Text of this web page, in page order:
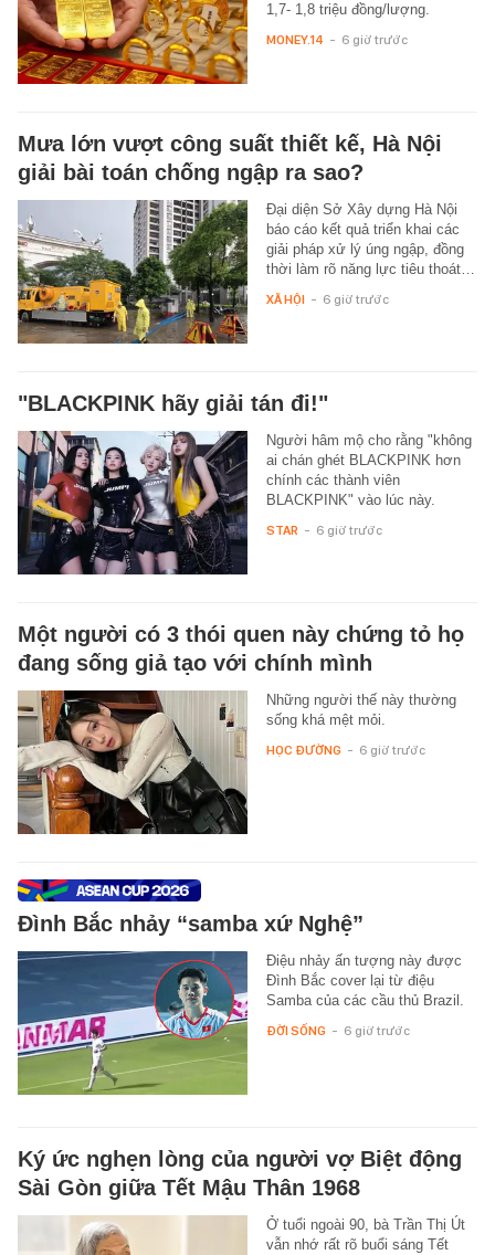
1,7- 1,8 triệu đồng/lượng.
MONEY.14 - 6 giờ trước
Mưa lớn vượt công suất thiết kế, Hà Nội
giải bài toán chống ngập ra sao?
Đại diện Sở Xây dựng Hà Nội
báo cáo kết quả triển khai các
giải pháp xử lý úng ngập, đồng
thời làm rõ năng lực tiêu thoát…
XÃ HỘI - 6 giờ trước
"BLACKPINK hãy giải tán đi!"
Người hâm mộ cho rằng "không
ai chán ghét BLACKPINK hơn
chính các thành viên
BLACKPINK" vào lúc này.
STAR - 6 giờ trước
Một người có 3 thói quen này chứng tỏ họ
đang sống giả tạo với chính mình
Những người thế này thường
sống khá mệt mỏi.
HỌC ĐƯỜNG - 6 giờ trước
Đình Bắc nhảy “samba xứ Nghệ”
Điệu nhảy ấn tượng này được
Đình Bắc cover lại từ điệu
Samba của các cầu thủ Brazil.
ĐỜI SỐNG - 6 giờ trước
Ký ức nghẹn lòng của người vợ Biệt động
Sài Gòn giữa Tết Mậu Thân 1968
Ở tuổi ngoài 90, bà Trần Thị Út
vẫn nhớ rất rõ buổi sáng Tết